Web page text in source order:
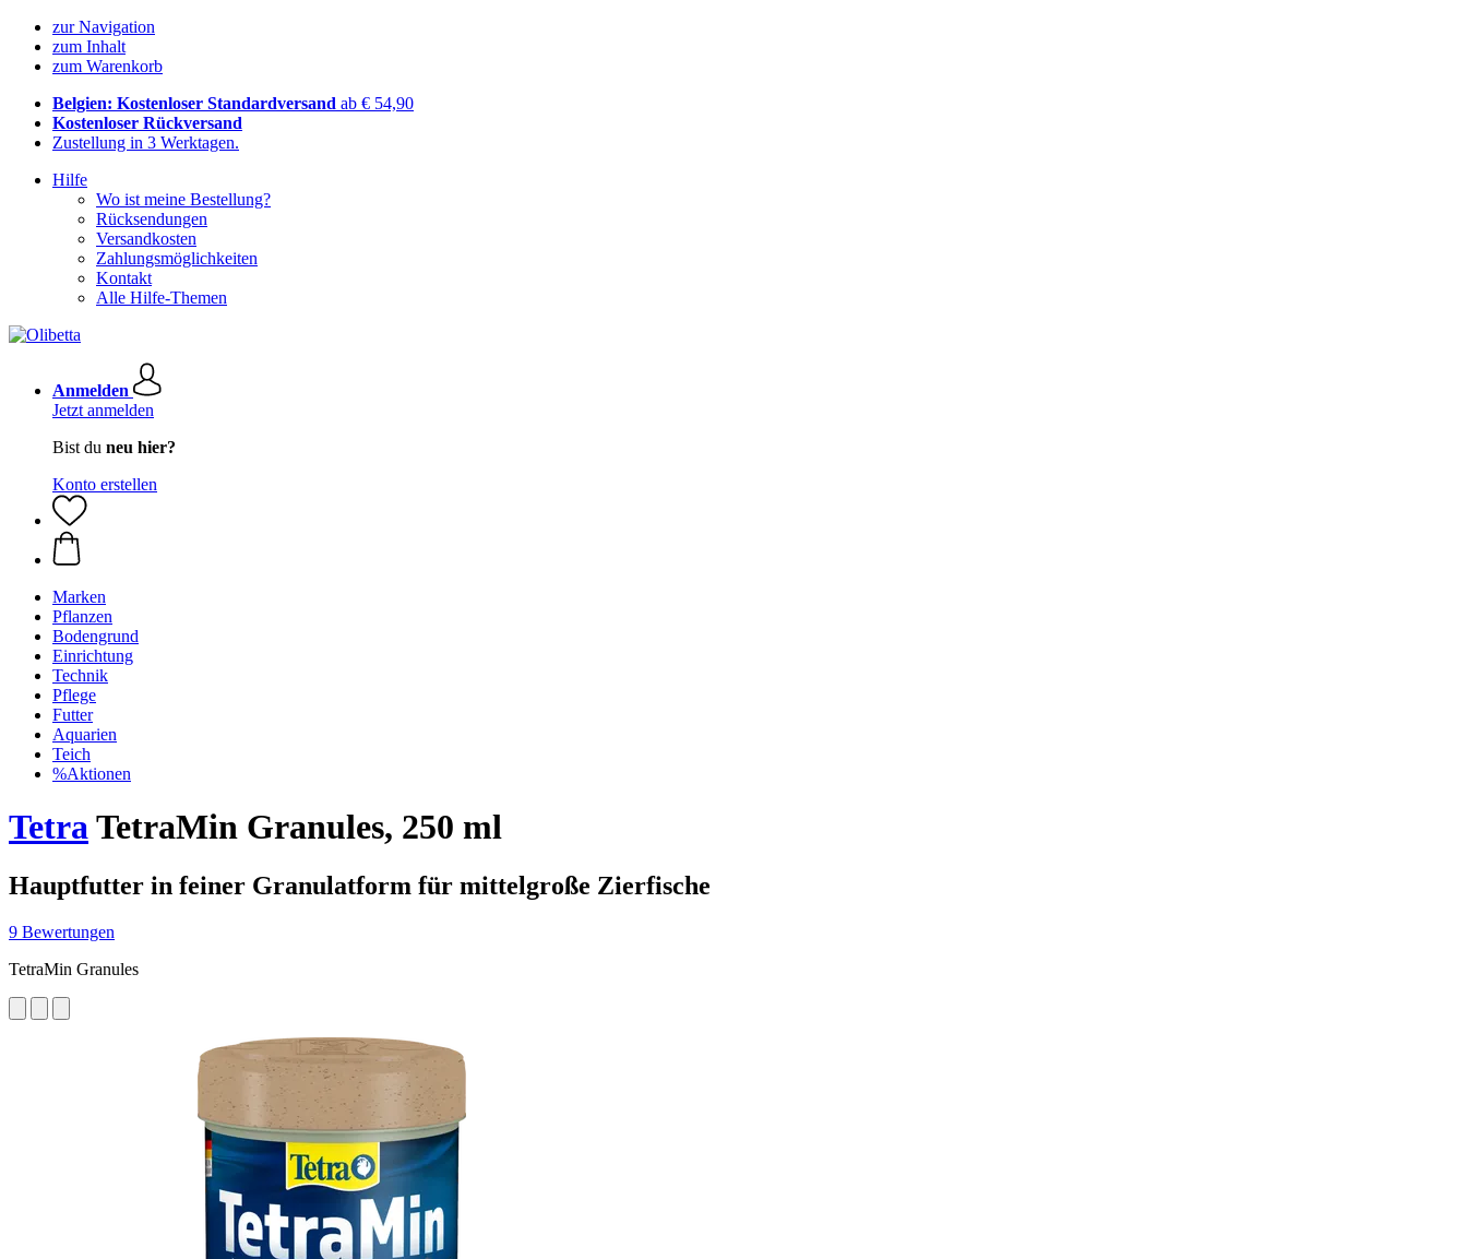
zur Navigation
zum Inhalt
zum Warenkorb
Belgien: Kostenloser Standardversand ab € 54,90
Kostenloser Rückversand
Zustellung in 3 Werktagen.
Hilfe
Wo ist meine Bestellung?
Rücksendungen
Versandkosten
Zahlungsmöglichkeiten
Kontakt
Alle Hilfe-Themen
Anmelden
Jetzt anmelden
Bist du neu hier?
Konto erstellen
Marken
Pflanzen
Bodengrund
Einrichtung
Technik
Pflege
Futter
Aquarien
Teich
%Aktionen
TetraTetraMin Granules, 250 ml
Hauptfutter in feiner Granulatform für mittelgroße Zierfische
9 Bewertungen
TetraMin Granules